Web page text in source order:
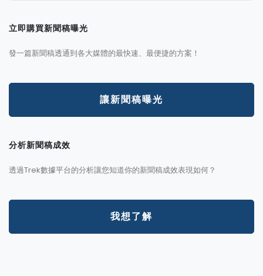
立即購買新聞稿曝光
發一篇新聞稿透通到各大媒體的最快速、最便捷的方案！
讓新聞稿曝光
分析新聞稿成效
透過Trek數據平台的分析讓您知道你的新聞稿成效表現如何？
我想了解